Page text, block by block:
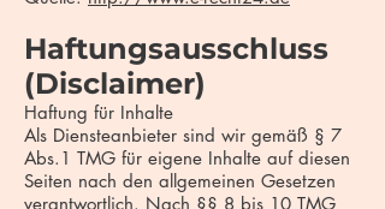
Haftungsausschluss
(Disclaimer)
Haftung für Inhalte
Als Diensteanbieter sind wir gemäß § 7
Abs.1 TMG für eigene Inhalte auf diesen
Seiten nach den allgemeinen Gesetzen
verantwortlich. Nach §§ 8 bis 10 TMG